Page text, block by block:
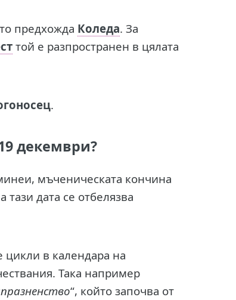
предхожда Коледа. За
той е разпространен в цялата
.
декември?
мъченическата кончина
дата се отбелязва
цикли в календара на
Така например
“, който започва от